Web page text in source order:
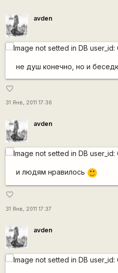
avden
не душ конечно, но и
favorite_border
31 Янв, 2011 17:36
avden
и людям нравилось :)
favorite_border
31 Янв, 2011 17:37
avden